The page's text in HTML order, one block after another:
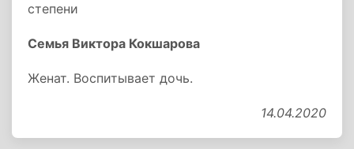
степени
Семья Виктора Кокшарова
Женат. Воспитывает дочь.
14.04.2020